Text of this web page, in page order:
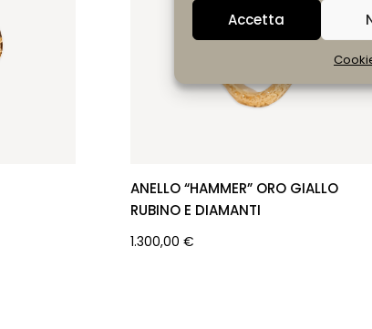
Accetta
ANELLO “HAMMER” ORO GIALLO
RUBINO E DIAMANTI
1.300,00 €